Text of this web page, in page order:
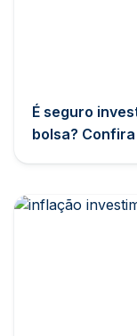
É seguro
bolsa?